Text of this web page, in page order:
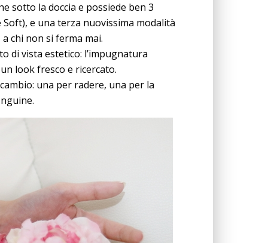
sotto la doccia e possiede ben 3
e una terza nuovissima modalità
chi non si ferma mai.
di vista estetico: l’impugnatura
look fresco e ricercato.
una per radere, una per la